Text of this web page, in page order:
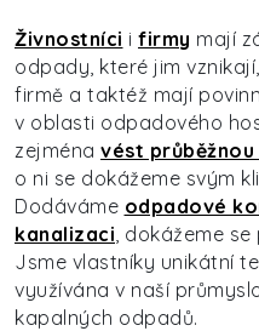
Živnostníci i firmy mají
odpady, které jim
firmě a taktéž mají
v oblasti odpadového
zejména vést
o ni se dokážeme svým
Dodáváme odpadové
kanalizaci, dokážeme
Jsme vlastníky unikátní
využívána v naší
kapalných odpadů.